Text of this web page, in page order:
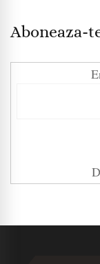
Aboneaza-